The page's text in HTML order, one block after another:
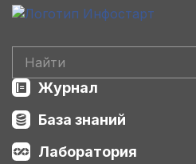
Журнал
База знаний
Лаборатория